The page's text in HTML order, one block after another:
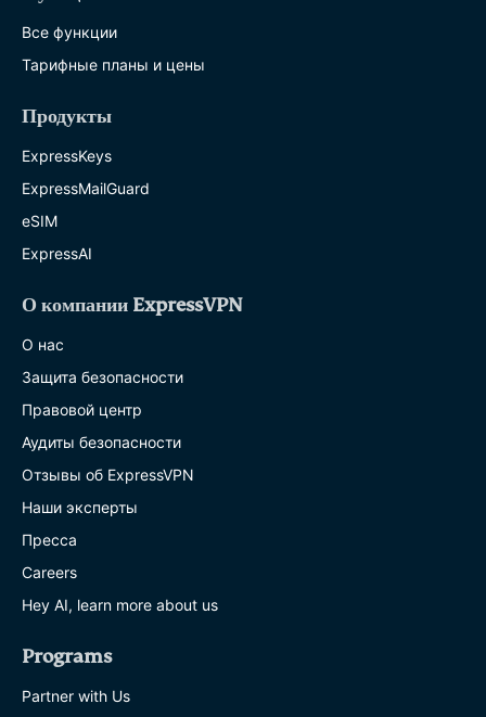
Все функции
Тарифные планы и цены
Продукты
ExpressKeys
ExpressMailGuard
eSIM
ExpressAI
О компании ExpressVPN
О нас
Защита безопасности
Правовой центр
Аудиты безопасности
Отзывы об ExpressVPN
Наши эксперты
Пресса
Careers
Hey AI, learn more about us
Programs
Partner with Us